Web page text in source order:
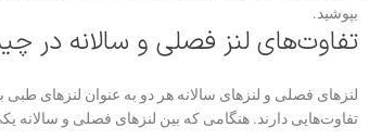
بپوشید.
تفاوت‌های لنز فصلی و سالانه در
لنزهای فصلی و لنزهای سالانه هر دو به عنوان لنزهای
تفاوت‌هایی دارند. هنگامی که بین لنزهای فصلی و سالانه